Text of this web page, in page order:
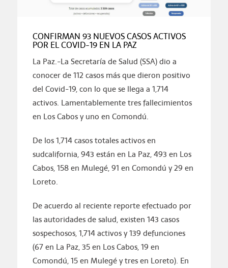
CONFIRMAN 93 NUEVOS CASOS ACTIVOS
POR EL COVID-19 EN LA PAZ
La Paz.-La Secretaría de Salud (SSA) dio a
conocer de 112 casos más que dieron positivo
del Covid-19, con lo que se llega a 1,714
activos. Lamentablemente tres fallecimientos
en Los Cabos y uno en Comondú.
De los 1,714 casos totales activos en
sudcalifornia, 943 están en La Paz, 493 en Los
Cabos, 158 en Mulegé, 91 en Comondú y 29 en
Loreto.
De acuerdo al reciente reporte efectuado por
las autoridades de salud, existen 143 casos
sospechosos, 1,714 activos y 139 defunciones
(67 en La Paz, 35 en Los Cabos, 19 en
Comondú, 15 en Mulegé y tres en Loreto). En